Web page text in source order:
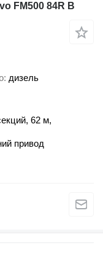
FM500 84R B
дизель
62 м,
привод